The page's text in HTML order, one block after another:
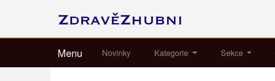
Menu Novinky Kategorie Sekce